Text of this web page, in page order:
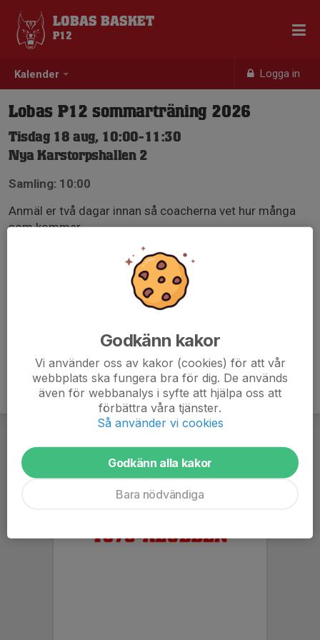
Kalender Logga in
LOBAS BASKET
P12
Lobas P12 sommarträning 2026
Tisdag 18 aug, 10:00-11:30
Nya Karstorpshallen 2
Samling: 10:00
Anmäl er två dagar innan så coacherna vet hur många
som kommer.
Anmälan är öppen för lagets medlemmar.
Godkänn kakor
Vi använder oss av kakor (cookies) för att vår
webbplats ska fungera bra för dig. De används
även för webbanalys i syfte att hjälpa oss att
förbättra våra tjänster.
Så använder vi cookies
Godkänn alla kakor
Bara nödvändiga